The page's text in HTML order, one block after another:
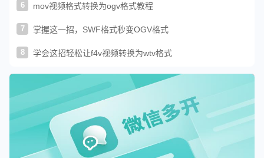
6 mov视频格式转换为ogv格式教程
7 掌握这一招，SWF格式秒变OGV格式
8 学会这招轻松让f4v视频转换为wtv格式